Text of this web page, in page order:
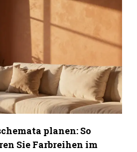
planen: So
Sie Farbreihen im